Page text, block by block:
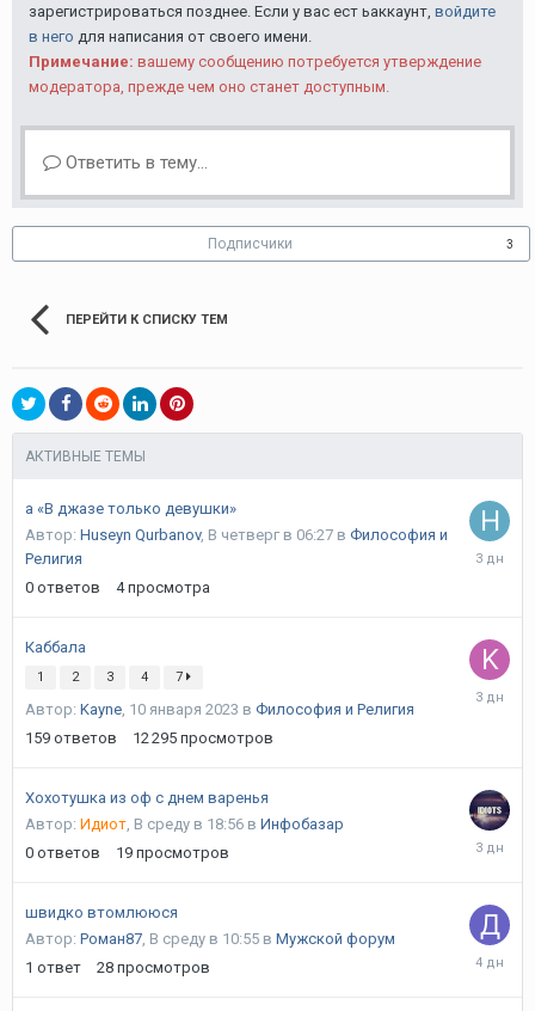
зарегистрироваться позднее. Если у вас ест ьаккаунт, войдите
в него для написания от своего имени.
Примечание: вашему сообщению потребуется утверждение
модератора, прежде чем оно станет доступным.
Ответить в тему...
Подписчики 3
ПЕРЕЙТИ К СПИСКУ ТЕМ
АКТИВНЫЕ ТЕМЫ
а «В джазе только девушки»
Автор: Huseyn Qurbanov, В четверг в 06:27 в Философия и
Религия
0 ответов 4 просмотра
В
Каббала
1 2 3 4 7
Автор: Kayne 10 января 2023 в Философия и Религия
159 ответов 12 295 просмотров
В
Хохотушка из оф с днем варенья
Автор: Идиот В среду в 18:56 в Инфобазар
0 ответов 19 просмотров
В
18:56
швидко втомлююся
Автор: Роман87 В среду в 10:55 в Мужской форум
1 ответ 28 просмотров